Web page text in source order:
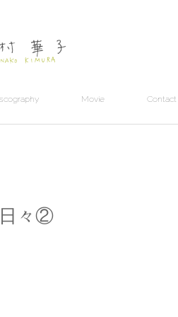
Movie Contact
々②